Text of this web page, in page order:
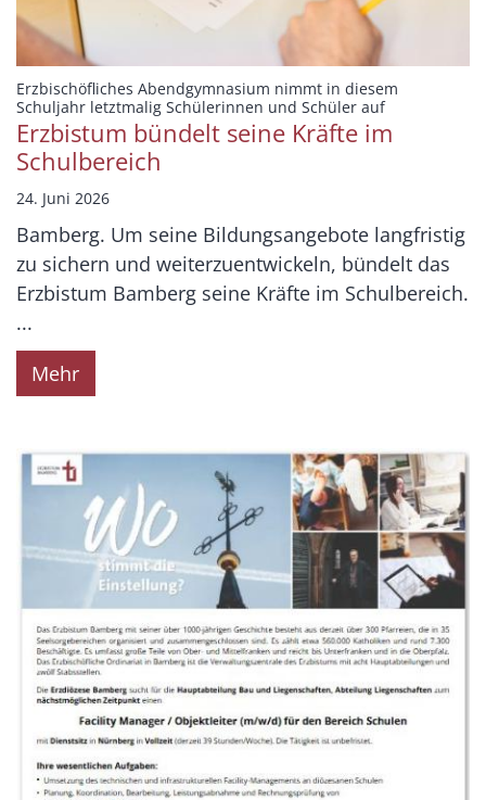
Erzbischöfliches Abendgymnasium nimmt in diesem
Schuljahr letztmalig Schülerinnen und Schüler auf:
Erzbistum bündelt seine Kräfte im
Schulbereich
24. Juni 2026
Bamberg. Um seine Bildungsangebote langfristig
zu sichern und weiterzuentwickeln, bündelt das
Erzbistum Bamberg seine Kräfte im Schulbereich.
...
Mehr